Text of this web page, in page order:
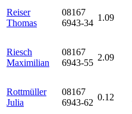
Reiser
Thomas
08167
6943-34
1.09
Riesch
Maximilian
08167
6943-55
2.09
Rottmüller
Julia
08167
6943-62
0.12